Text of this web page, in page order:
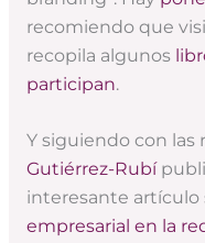
recomiendo que
recopila algunos
participan.
Y siguiendo con las
Gutiérrez-Rubí
interesante artículo
empresarial en la